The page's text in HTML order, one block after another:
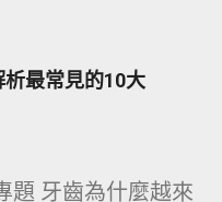
最常見的10大
題 牙齒為什麼越來